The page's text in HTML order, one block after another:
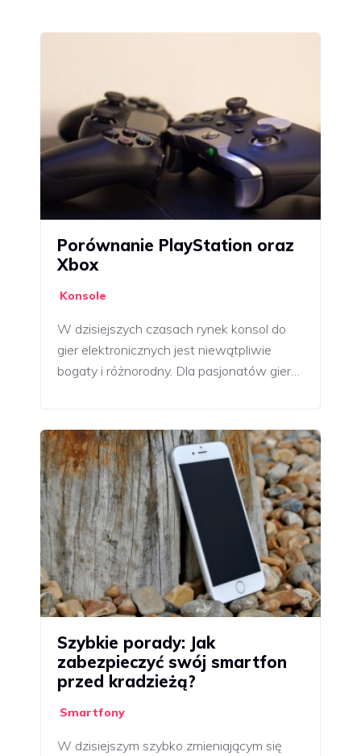
Porównanie PlayStation oraz
Xbox
Konsole
W dzisiejszych czasach rynek konsol do
gier elektronicznych jest niewątpliwie
bogaty i różnorodny. Dla pasjonatów gier…
Szybkie porady: Jak
zabezpieczyć swój smartfon
przed kradzieżą?
Smartfony
W dzisiejszym szybko zmieniającym się